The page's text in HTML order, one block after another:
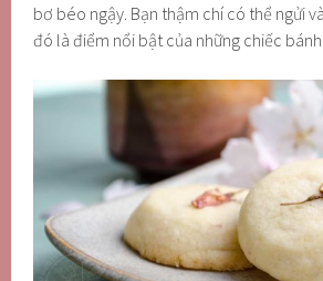
bơ béo ngậy. Bạn thậm chí có thể ngửi
đó là điểm nổi bật của những chiếc